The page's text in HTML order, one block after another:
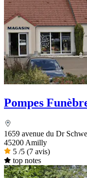
Pompes
1659 avenue du Dr
45200 Amilly
5 /5 (7 avis)
top notes